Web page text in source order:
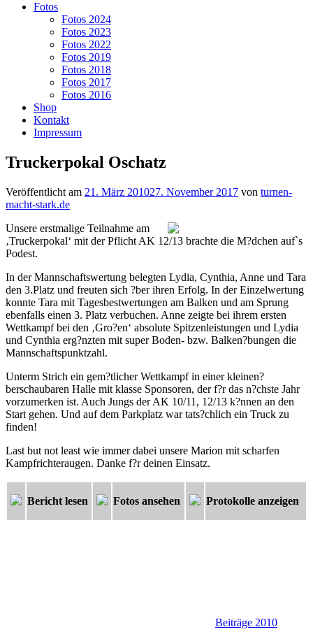
Fotos
Fotos 2024
Fotos 2023
Fotos 2022
Fotos 2019
Fotos 2018
Fotos 2017
Fotos 2016
Shop
Kontakt
Impressum
Truckerpokal Oschatz
Veröffentlicht am 21. März 201027. November 2017 von turnen-
macht-stark.de
Unsere erstmalige Teilnahme am
‚Truckerpokal‘ mit der Pflicht AK 12/13 brachte die M?dchen auf`s
Podest.
In der Mannschaftswertung belegten Lydia, Cynthia, Anne und Tara
den 3.Platz und freuten sich ?ber ihren Erfolg. In der Einzelwertung
konnte Tara mit Tagesbestwertungen am Balken und am Sprung
ebenfalls einen 3. Platz verbuchen. Anne zeigte bei ihrem ersten
Wettkampf bei den ‚Gro?en‘ absolute Spitzenleistungen und Lydia
und Cynthia erg?nzten mit super Boden- bzw. Balken?bungen die
Mannschaftspunktzahl.
Unterm Strich ein gem?tlicher Wettkampf in einer kleinen?
berschaubaren Halle mit klasse Sponsoren, der f?r das n?chste Jahr
vorzumerken ist. Auch Jungs der AK 10/11, 12/13 k?nnen an den
Start gehen. Und auf dem Parkplatz war tats?chlich ein Truck zu
finden!
Last but not least wie immer dabei unsere Marion mit scharfen
Kampfrichteraugen. Danke f?r deinen Einsatz.
Bericht lesen Fotos ansehen Protokolle anzeigen
Beiträge 2010